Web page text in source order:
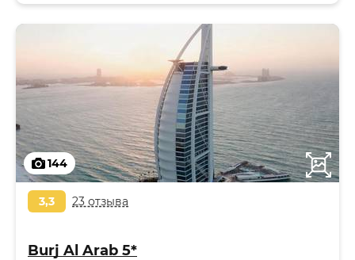
144
3,3 23 отзыва
Burj Al Arab 5*